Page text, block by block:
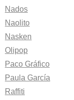
Nados
Naolito
Nasken
Olipop
Paco Gráfico
Paula García
Raffiti